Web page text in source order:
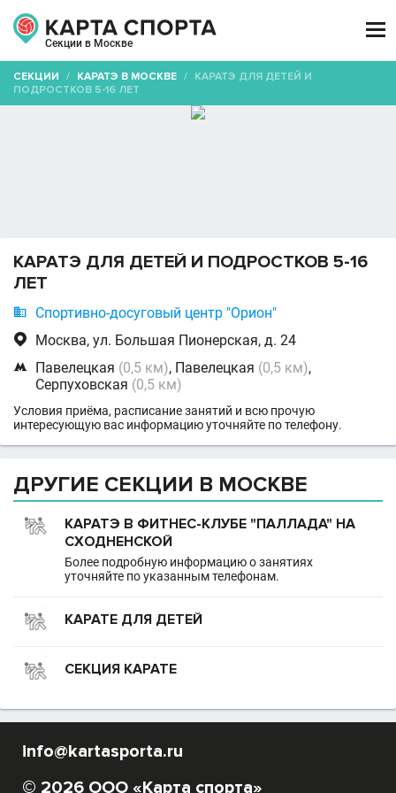
Секции в Москве

СЕКЦИИ / КАРАТЭ В МОСКВЕ / КАРАТЭ ДЛЯ ДЕТЕЙ И
ПОДРОСТКОВ 5-16 ЛЕТ
КАРАТЭ ДЛЯ ДЕТЕЙ И ПОДРОСТКОВ 5-16
ЛЕТ
 Спортивно-досуговый центр "Орион"
 Москва, ул. Большая Пионерская, д. 24
 Павелецкая (0,5 км), Павелецкая (0,5 км),
Серпуховская (0,5 км)
Условия приёма, расписание занятий и всю прочую
интересующую вас информацию уточняйте по телефону.
ДРУГИЕ СЕКЦИИ В МОСКВЕ
КАРАТЭ В ФИТНЕС-КЛУБЕ "ПАЛЛАДА" НА
СХОДНЕНСКОЙ
Более подробную информацию о занятиях
уточняйте по указанным телефонам.
КАРАТЕ ДЛЯ ДЕТЕЙ
СЕКЦИЯ КАРАТЕ
info@kartasporta.ru
© 2026 ООО «Карта спорта»